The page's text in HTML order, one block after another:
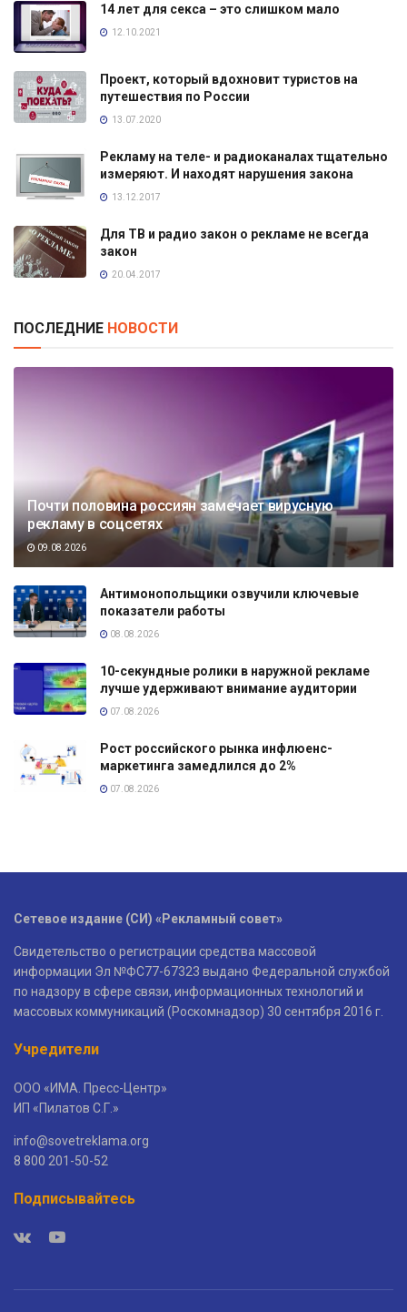
14 лет для секса – это слишком мало
12.10.2021
Проект, который вдохновит туристов на
путешествия по России
13.07.2020
Рекламу на теле- и радиоканалах тщательно
измеряют. И находят нарушения закона
13.12.2017
Для ТВ и радио закон о рекламе не всегда
закон
20.04.2017
ПОСЛЕДНИЕ НОВОСТИ
Почти половина россиян замечает вирусную
рекламу в соцсетях
09.08.2026
Антимонопольщики озвучили ключевые
показатели работы
08.08.2026
10-секундные ролики в наружной рекламе
лучше удерживают внимание аудитории
07.08.2026
Рост российского рынка инфлюенс-
маркетинга замедлился до 2%
07.08.2026
Сетевое издание (СИ) «Рекламный совет»
Свидетельство о регистрации средства массовой
информации Эл №ФС77-67323 выдано Федеральной службой
по надзору в сфере связи, информационных технологий и
массовых коммуникаций (Роскомнадзор) 30 сентября 2016 г.
Учредители
ООО «ИМА. Пресс-Центр»
ИП «Пилатов С.Г.»
info@sovetreklama.org
8 800 201-50-52
Подписывайтесь